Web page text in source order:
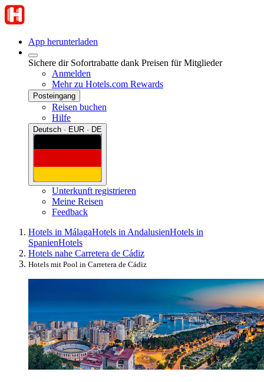
App herunterladen
Sichere dir Sofortrabatte dank Preisen für Mitglieder
Anmelden
Mehr zu Hotels.com Rewards
Posteingang
Reisen buchen
Hilfe
Deutsch · EUR · DE
Unterkunft registrieren
Meine Reisen
Feedback
Hotels in MálagaHotels in AndalusienHotels in
SpanienHotels
Hotels nahe Carretera de Cádiz
Hotels mit Pool in Carretera de Cádiz